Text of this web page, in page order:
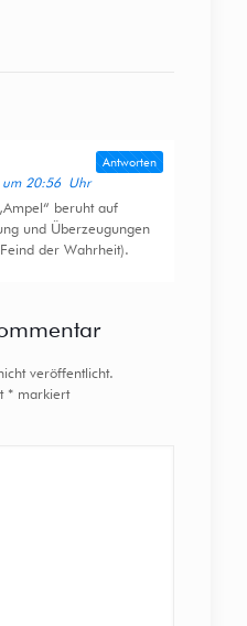
um 20:56 Uhr
beruht auf
und Überzeugungen
der Wahrheit).
Antworten
veröffentlicht.
*markiert